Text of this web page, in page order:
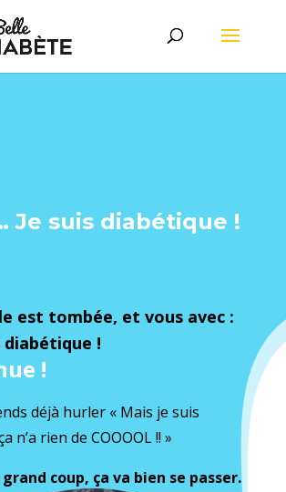
Je suis diabétique !
est tombée, et vous avec :
!
!
déjà hurler « Mais je suis
n’a rien de COOOOL !! »
coup, ça va bien se passer.